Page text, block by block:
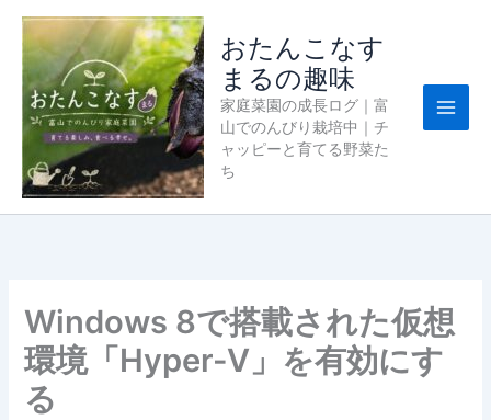
おたんこなす
まるの趣味
家庭菜園の成長ログ｜富
山でのんびり栽培中｜チ
ャッピーと育てる野菜た
ち
Windows 8で搭載された仮想
環境「Hyper-V」を有効にす
る